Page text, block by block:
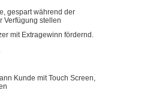
gespart während der
Verfügung stellen
mit Extragewinn fördernd.
Kunde mit Touch Screen,